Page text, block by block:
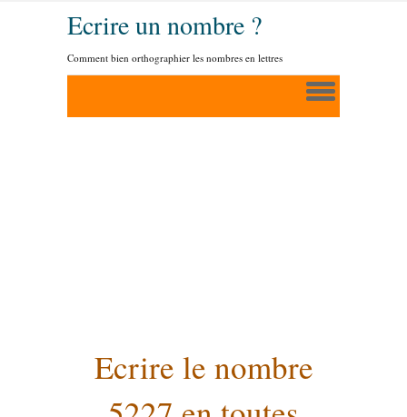
Ecrire un nombre ?
Comment bien orthographier les nombres en lettres
Ecrire le nombre